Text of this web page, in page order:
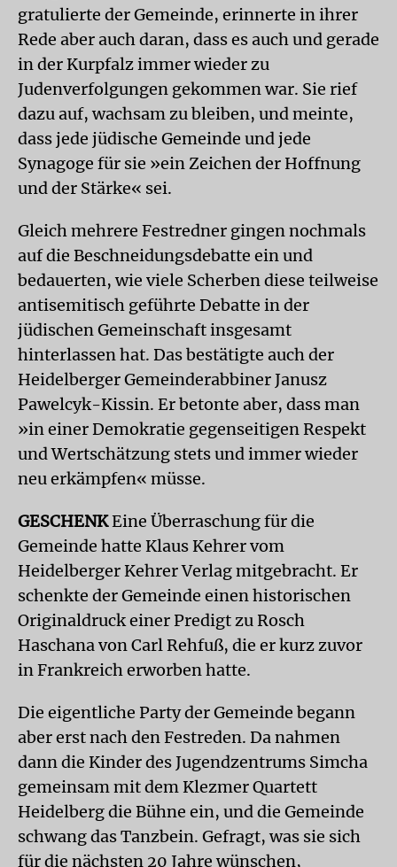
gratulierte der Gemeinde, erinnerte in ihrer
Rede aber auch daran, dass es auch und gerade
in der Kurpfalz immer wieder zu
Judenverfolgungen gekommen war. Sie rief
dazu auf, wachsam zu bleiben, und meinte,
dass jede jüdische Gemeinde und jede
Synagoge für sie »ein Zeichen der Hoffnung
und der Stärke« sei.
Gleich mehrere Festredner gingen nochmals
auf die Beschneidungsdebatte ein und
bedauerten, wie viele Scherben diese teilweise
antisemitisch geführte Debatte in der
jüdischen Gemeinschaft insgesamt
hinterlassen hat. Das bestätigte auch der
Heidelberger Gemeinderabbiner Janusz
Pawelcyk-Kissin. Er betonte aber, dass man
»in einer Demokratie gegenseitigen Respekt
und Wertschätzung stets und immer wieder
neu erkämpfen« müsse.
GESCHENKEine Überraschung für die
Gemeinde hatte Klaus Kehrer vom
Heidelberger Kehrer Verlag mitgebracht. Er
schenkte der Gemeinde einen historischen
Originaldruck einer Predigt zu Rosch
Haschana von Carl Rehfuß, die er kurz zuvor
in Frankreich erworben hatte.
Die eigentliche Party der Gemeinde begann
aber erst nach den Festreden. Da nahmen
dann die Kinder des Jugendzentrums Simcha
gemeinsam mit dem Klezmer Quartett
Heidelberg die Bühne ein, und die Gemeinde
schwang das Tanzbein. Gefragt, was sie sich
für die nächsten 20 Jahre wünschen,